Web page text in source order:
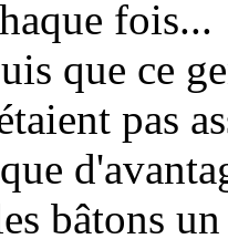
fois...
que ce
pas
bâtons